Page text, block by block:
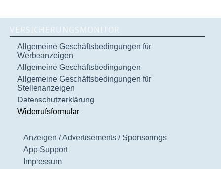
VERSICHERUNGSMONITOR
Allgemeine Geschäftsbedingungen für
Werbeanzeigen
Allgemeine Geschäftsbedingungen
Allgemeine Geschäftsbedingungen für
Stellenanzeigen
Datenschutzerklärung
Widerrufsformular
Anzeigen / Advertisements / Sponsorings
App-Support
Impressum